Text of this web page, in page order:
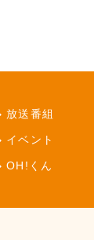
放送番組
イベント
OH!くん